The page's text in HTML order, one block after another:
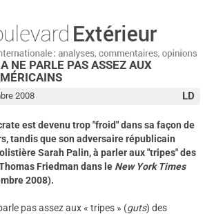
NE PARLE PAS ASSEZ AUX
LD
2008
est devenu trop "froid" dans sa façon de
tandis que son adversaire républicain
Sarah Palin, à parler aux "tripes" des
Friedman dans le New York Times
2008).
pas assez aux « tripes » (guts) des